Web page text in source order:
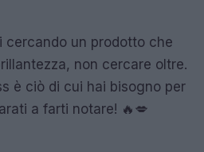
cercando un prodotto che
non cercare oltre.
è ciò di cui hai bisogno per
a farti notare! 🔥💋